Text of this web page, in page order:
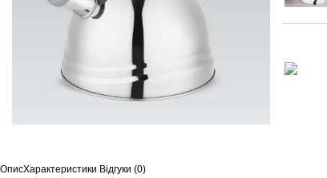
ОписХарактеристики Відгуки (0)